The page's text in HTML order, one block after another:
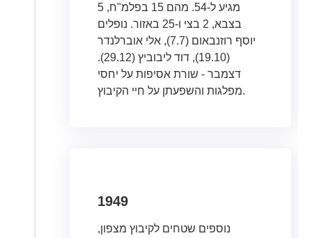
מגיע ל-54. מהם 15 בפלמ"ח, 5
בצבא, 2 בצי ו-25 באזור. נופלים
יוסף רוזנבאום (7.7), אלי אוברלנדר
(19.10), דוד ליבוביץ (29.12).
דצמבר - שורת אסיפות על יחסי
מפלגות והשפעתן על חיי הקיבוץ.
1949
נוספים שטחים לקיבוץ מצפון,